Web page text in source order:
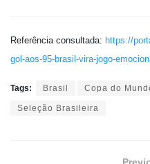
Referência consultada: https://
gol-aos-95-brasil-vira-jogo-
Tags: Brasil Copa do
Seleção Brasileira